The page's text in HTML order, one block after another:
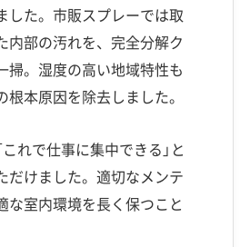
した。市販スプレーでは取
内部の汚れを、完全分解ク
掃。湿度の高い地域特性も
本原因を除去しました。
れで仕事に集中できる」と
だけました。適切なメンテ
な室内環境を長く保つこと